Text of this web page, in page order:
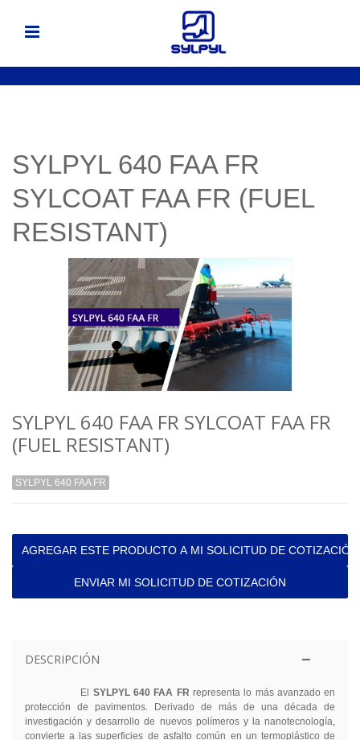
SYLPYL 640 FAA FR
SYLCOAT FAA FR (FUEL
RESISTANT)
SYLPYL 640 FAA FR SYLCOAT FAA FR
(FUEL RESISTANT)
SYLPYL 640 FAA FR
AGREGAR ESTE PRODUCTO A MI SOLICITUD DE COTIZACIÓN
ENVIAR MI SOLICITUD DE COTIZACIÓN
DESCRIPCIÓN
El SYLPYL 640 FAA FR representa lo más avanzado en
protección de pavimentos. Derivado de más de una década de
investigación y desarrollo de nuevos polímeros y la nanotecnología,
convierte a las superficies de asfalto común en un termoplástico de